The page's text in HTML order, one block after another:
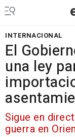
INTERNACIONAL
El
una ley
Sigue en
guerra en